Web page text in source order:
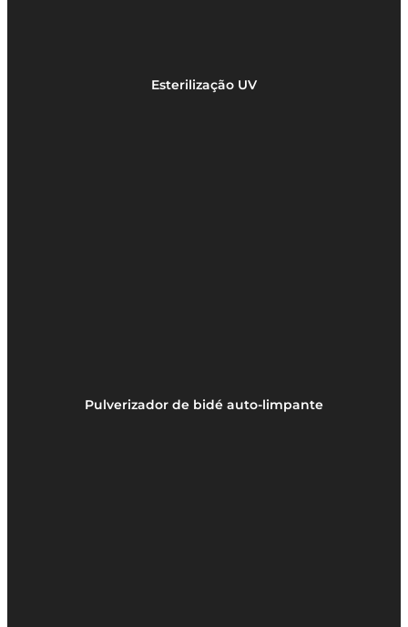
Esterilização UV
Pulverizador de bidé auto-limpante